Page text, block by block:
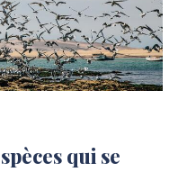
qui se